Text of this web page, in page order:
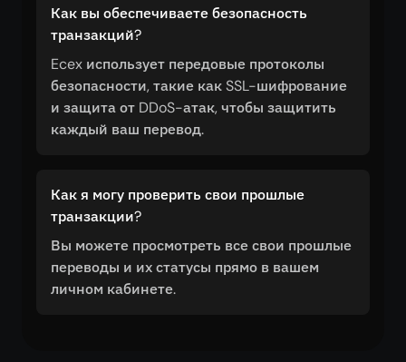
Как вы обеспечиваете безопасность
транзакций?
Ecex использует передовые протоколы
безопасности, такие как SSL-шифрование
и защита от DDoS-атак, чтобы защитить
каждый ваш перевод.
Как я могу проверить свои прошлые
транзакции?
Вы можете просмотреть все свои прошлые
переводы и их статусы прямо в вашем
личном кабинете.